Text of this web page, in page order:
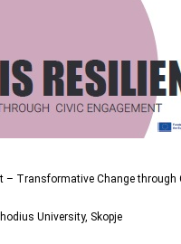
– Transformative Change through
University, Skopje